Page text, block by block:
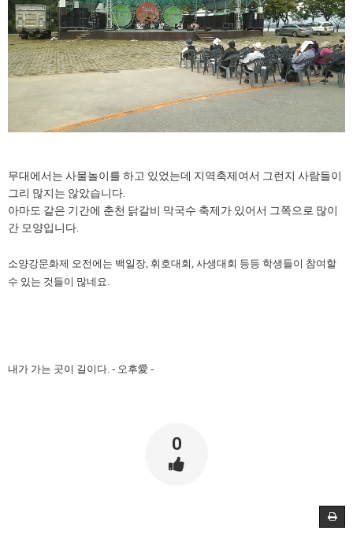
무대에서는 사물놀이를 하고 있었는데 지역축제여서 그런지 사람들이
그리 많지는 않았습니다.
아마도 같은 기간에 춘천 닭갈비 막국수 축제가 있어서 그쪽으로 많이
간 모양입니다.
소양강문화제 오전에는 백일장, 휘호대회, 사생대회 등등 학생들이 참여할
수 있는 것들이 많네요.
내가 가는 곳이 길이다. - 오후愛 -
0